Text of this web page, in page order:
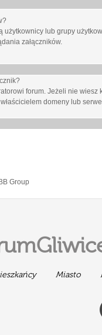
użytkownicy lub grupy
załączników.
forum. Jeżeli nie
domeny lub
Group
Miasto